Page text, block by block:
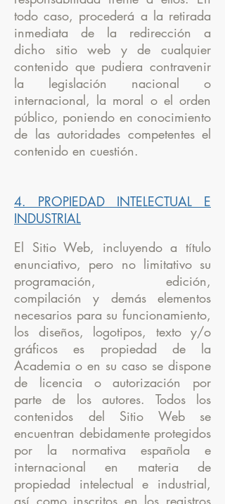
todo caso, procederá a la retirada
inmediata de la redirección a
dicho sitio web y de cualquier
contenido que pudiera contravenir
la legislación nacional o
internacional, la moral o el orden
público, poniendo en conocimiento
de las autoridades competentes el
contenido en cuestión.
4. PROPIEDAD INTELECTUAL E
INDUSTRIAL
El Sitio Web, incluyendo a título
enunciativo, pero no limitativo su
programación, edición,
compilación y demás elementos
necesarios para su funcionamiento,
los diseños, logotipos, texto y/o
gráficos es propiedad de la
Academia o en su caso se dispone
de licencia o autorización por
parte de los autores. Todos los
contenidos del Sitio Web se
encuentran debidamente protegidos
por la normativa española e
internacional en materia de
propiedad intelectual e industrial,
así como inscritos en los registros